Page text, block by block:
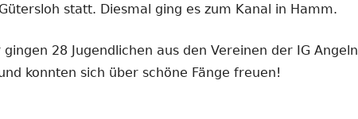
statt. Diesmal ging es zum Kanal in Hamm.
28 Jugendlichen aus den Vereinen der IG Angeln
konnten sich über schöne Fänge freuen!